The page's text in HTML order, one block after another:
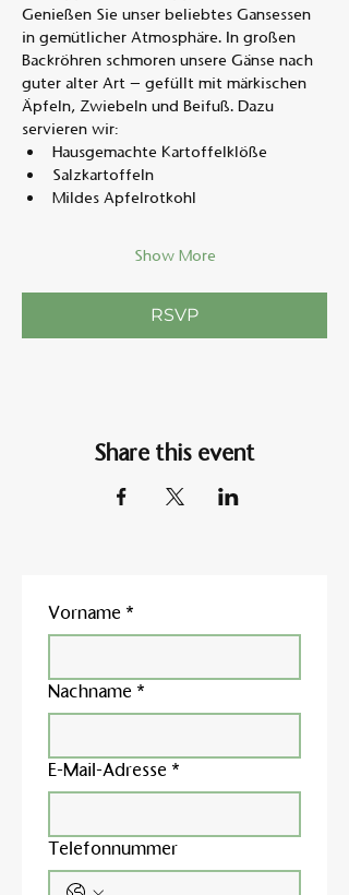
Genießen Sie unser beliebtes Gansessen
in gemütlicher Atmosphäre. In großen
Backröhren schmoren unsere Gänse nach
guter alter Art – gefüllt mit märkischen
Äpfeln, Zwiebeln und Beifuß. Dazu
servieren wir:
Hausgemachte Kartoffelklöße
Salzkartoffeln
Mildes Apfelrotkohl
Show More
RSVP
Share this event
Vorname *
Nachname *
E-Mail-Adresse *
Telefonnummer